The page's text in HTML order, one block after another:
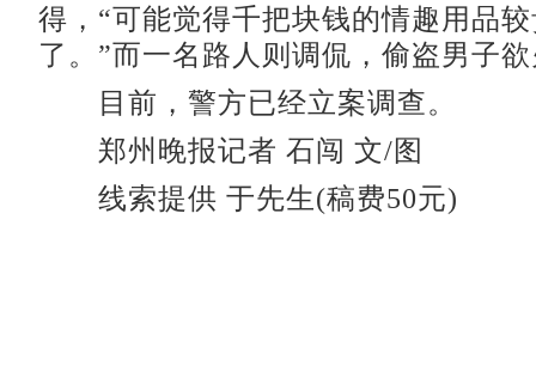
得，“可能觉得千把块钱的情趣用品
了。”而一名路人则调侃，偷盗男子
目前，警方已经立案调查。
郑州晚报记者 石闯 文/图
线索提供 于先生(稿费50元)